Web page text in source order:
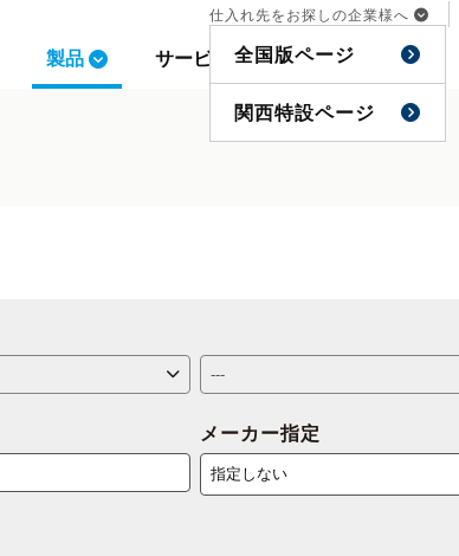
製品 サービス 事例 特集
仕入れ先をお探しの企業様へ
全国版ページ
関西特設ページ
製品 サービス 事例 特集
仕入れ先をお探しの企業様へ
全国版ページ
関西特設ページ
メーカー指定